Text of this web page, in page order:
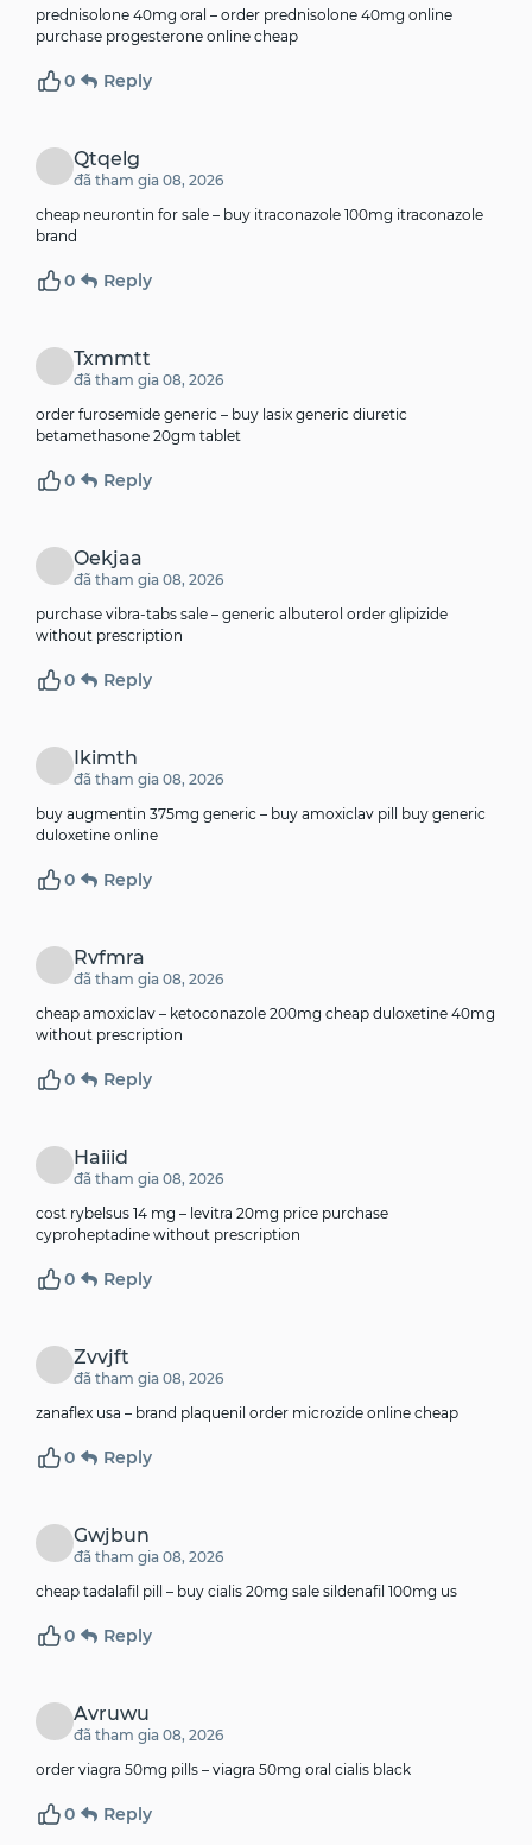
prednisolone 40mg oral – order prednisolone 40mg online
purchase progesterone online cheap
0 Reply
Qtqelg
đã tham gia 08, 2026
cheap neurontin for sale – buy itraconazole 100mg itraconazole
brand
0 Reply
Txmmtt
đã tham gia 08, 2026
order furosemide generic – buy lasix generic diuretic
betamethasone 20gm tablet
0 Reply
Oekjaa
đã tham gia 08, 2026
purchase vibra-tabs sale – generic albuterol order glipizide
without prescription
0 Reply
Ikimth
đã tham gia 08, 2026
buy augmentin 375mg generic – buy amoxiclav pill
buy generic
duloxetine online
0 Reply
Rvfmra
đã tham gia 08, 2026
cheap amoxiclav – ketoconazole 200mg cheap duloxetine 40mg
without prescription
0 Reply
Haiiid
đã tham gia 08, 2026
cost rybelsus 14 mg – levitra 20mg price purchase
cyproheptadine without prescription
0 Reply
Zvvjft
đã tham gia 08, 2026
zanaflex usa – brand plaquenil order microzide online cheap
0 Reply
Gwjbun
đã tham gia 08, 2026
cheap tadalafil pill – buy cialis 20mg sale sildenafil 100mg us
0 Reply
Avruwu
đã tham gia 08, 2026
order viagra 50mg pills – viagra 50mg oral cialis black
0 Reply